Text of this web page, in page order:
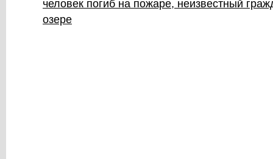
человек погиб на пожаре, неизвестный
озере